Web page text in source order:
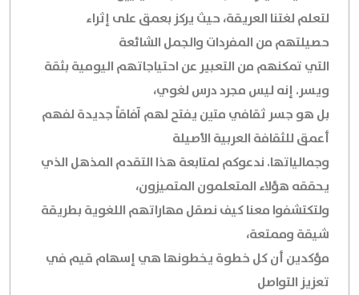
لتعلم لغتنا العريقة، حيث يركز بعمق على إثراء
حصيلتهم من المفردات والجمل الشائعة
التي تمكنهم من التعبير عن احتياجاتهم اليومية بثقة
ويسر. إنه ليس مجرد درس لغوي،
بل هو جسر ثقافي متين يفتح لهم آفاقاً جديدة لفهم
أعمق للثقافة العربية الأصيلة
وجمالياتها. ندعوكم لمتابعة هذا التقدم المذهل الذي
يحققه هؤلاء المتعلمون المتميزون،
ولتكتشفوا معنا كيف نصقل مهاراتهم اللغوية بطريقة
شيقة وممتعة،
مؤكدين أن كل خطوة يخطونها هي إسهام قيم في
تعزيز التواصل